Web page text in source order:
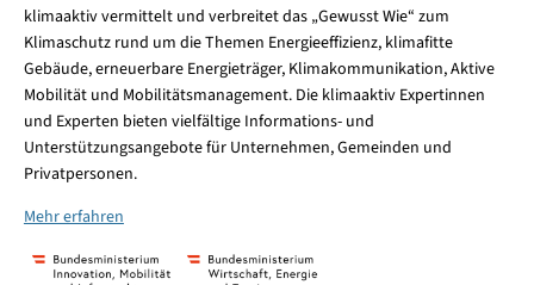
klimaaktiv vermittelt und verbreitet das „Gewusst Wie“ zum
Klimaschutz rund um die Themen Energieeffizienz, klimafitte
Gebäude, erneuerbare Energieträger, Klimakommunikation, Aktive
Mobilität und Mobilitätsmanagement. Die klimaaktiv Expertinnen
und Experten bieten vielfältige Informations- und
Unterstützungsangebote für Unternehmen, Gemeinden und
Privatpersonen.
Mehr erfahren